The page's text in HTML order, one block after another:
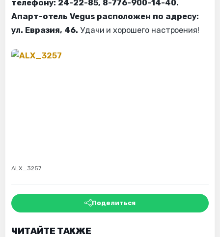
телефону: 24-22-85, 8-776-900-14-40.
Апарт-отель Vegus расположен по адресу:
ул. Евразия, 46. Удачи и хорошего настроения!
ALX_3257
Поделиться
ЧИТАЙТЕ ТАКЖЕ